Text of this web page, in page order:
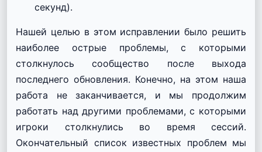
секунд).
Нашей целью в этом исправлении было решить
наиболее острые проблемы, с которыми
столкнулось сообщество после выхода
последнего обновления. Конечно, на этом наша
работа не заканчивается, и мы продолжим
работать над другими проблемами, с которыми
игроки столкнулись во время сессий.
Окончательный список известных проблем мы